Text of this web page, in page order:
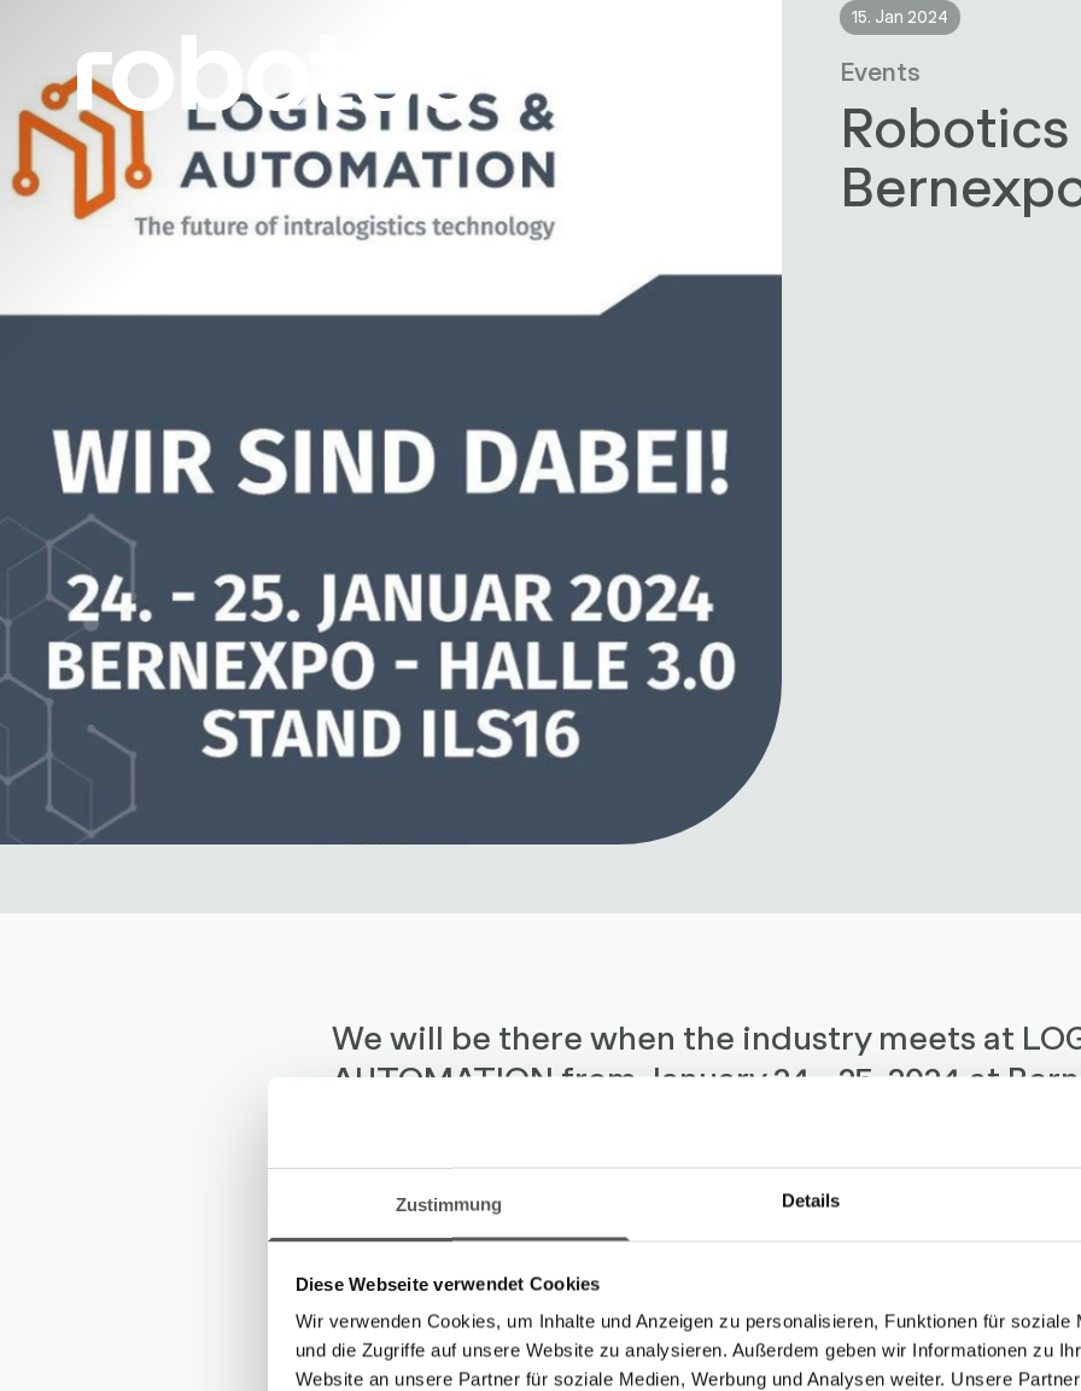
Zustimmung Details
Diese Webseite verwendet Cookies
Wir verwenden Cookies, um Inhalte und Anzeigen zu personalisieren, Funktionen für soziale
und die Zugriffe auf unsere Website zu analysieren. Außerdem geben wir Informationen zu
Website an unsere Partner für soziale Medien, Werbung und Analysen weiter. Unsere
15. Jan 2024
Events
We will be there when the industry meets at
AUTOMATION from January 24 - 25, 2024 at
Visit us at the Bernexpo in Hall 3 at Stand ILS 16 from 09:00 to
the latest technologies, innovations, and trends in logistics. You
opportunity to learn about the latest developments in robotics
projects and ideas with our experts.
Additionally, our latest product awaits you there. We will only